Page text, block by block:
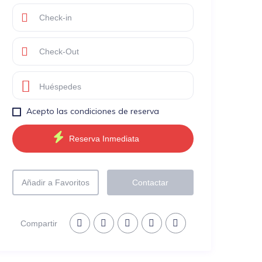
Huéspedes
Acepto las condiciones de reserva
Añadir a Favoritos Contactar
Compartir